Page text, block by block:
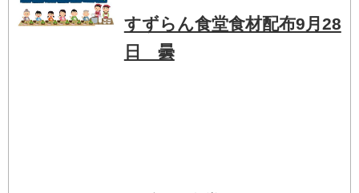
すずらん食堂食材配布9月28
日 曇